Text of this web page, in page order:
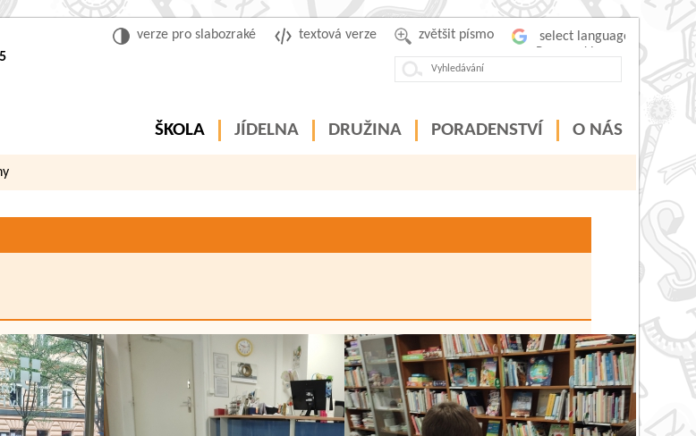
zvětšit písmo
textová verze
verze pro slabozraké
ŠKOLA JÍDELNA DRUŽINA PORADENSTVÍ O NÁS